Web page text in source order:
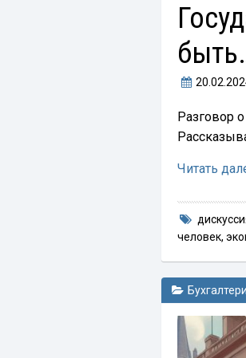
Разговор
Читать
человек,